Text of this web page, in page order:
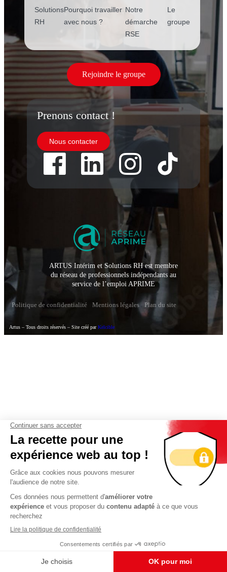
Solutions
RH
Pourquoi travailler
avec nous ?
Notre
démarche
RSE
Le
groupe
Rejoindre le groupe
Prenons contact !
Nous contacter
ARTUS Intérim et Solutions RH est membre
du réseau de professionnels indépendants au
service de l’emploi APRIME
Politique de confidentialité Mentions légales Plan du site
Artus – Tous droits réservés – Site créé parKelcible